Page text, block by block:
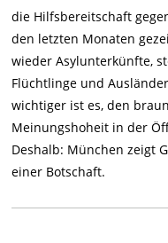
die Hilfsbereitschaft
den letzten Monaten
wieder Asylunterkünfte,
Flüchtlinge und
wichtiger ist es, den
Meinungshoheit in der
Deshalb: München zeigt
einer Botschaft.